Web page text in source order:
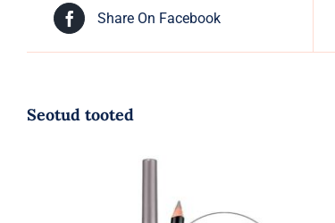
Share On Facebook
Seotud tooted